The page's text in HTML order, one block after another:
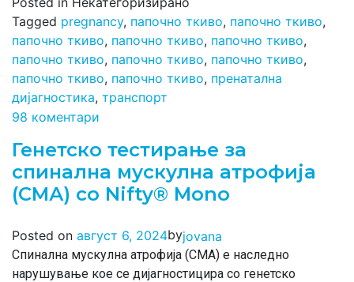
Tagged pregnancy, папочно ткиво, папочно ткиво,
папочно ткиво, папочно ткиво, папочно ткиво,
папочно ткиво, папочно ткиво, папочно ткиво,
папочно ткиво, папочно ткиво, пренатална
дијагностика, транспорт
98 коментари
Генетско тестирање за
спинална мускулна атрофија
(СМА) со Nifty® Mono
Posted on август 6, 2024byjovana
Спинална мускулна атрофија (СМА) е наследно
нарушување кое се дијагностицира со генетско